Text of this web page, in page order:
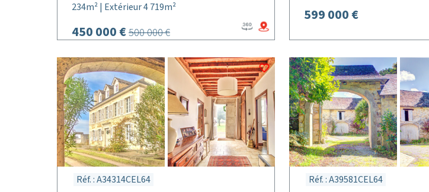
234m² | Extérieur 4 719m²
450 000 €500 000 €
599 000 €
Réf. : A34314CEL64 Réf. : A39581CEL64